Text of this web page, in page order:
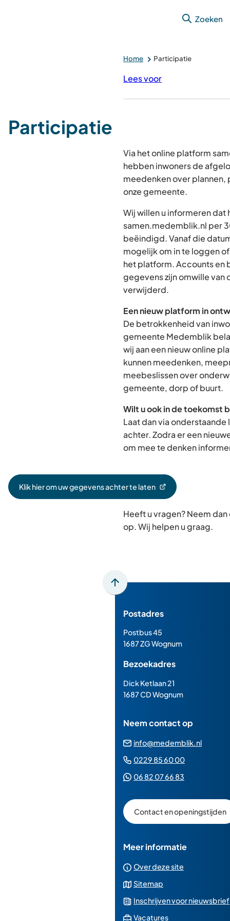
Zoeken
Home Participatie
Lees voor
Participatie
Via het online platform
hebben inwoners de
meedenken over
onze gemeente.
Wij willen u informeren dat
samen.medemblik.nl per
beëindigd. Vanaf die
mogelijk om in te loggen
het platform. Accounts en
gegevens zijn omwille van
verwijderd.
Een nieuw platform in
De betrokkenheid van
gemeente Medemblik
wij aan een nieuw online
kunnen meedenken,
meebeslissen over
gemeente, dorp of buurt.
Wilt u ook in de toekomst
Laat dan via
achter. Zodra er een
om mee te denken
Klik hier om uw gegevens achter te laten
(Verwijst
Heeft u vragen? Neem
op. Wij helpen u graag.
Scroll
boven
het
van
de
paginainhoud
Postadres
Postbus 45
1687 ZG Wognum
Bezoekadres
Dick Ketlaan 21
1687 CD Wognum
Neem contact op
info@medemblik.nl
0229 85 60 00(Verwijst
06 82 07 66 83
een
Whatsapp
Contact en openingstijden
Meer informatie
Over deze site
Sitemap
Inschrijven voor nieuwsbrief
Vacatures(Verwijst